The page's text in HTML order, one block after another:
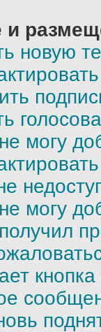
и
новую
могу
могу